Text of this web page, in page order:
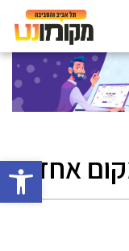
פתחאחד